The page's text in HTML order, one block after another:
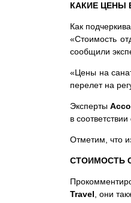
КАКИЕ ЦЕНЫ
Как
«Стоимость
сообщили
«Цены на
перелет на
Эксперты
в
Отметим, что
СТОИМОСТЬ
Travel , они